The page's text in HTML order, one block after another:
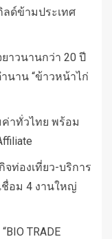
ลด์ข้ามประเทศ
ยาวนานกว่า 20 ปี
นาน “ข้าวหน้าไก่
ค่าทั่วไทย พร้อม
ท่องเที่ยว-บริการ
ชื่อม 4 งานใหญ่
TRADE